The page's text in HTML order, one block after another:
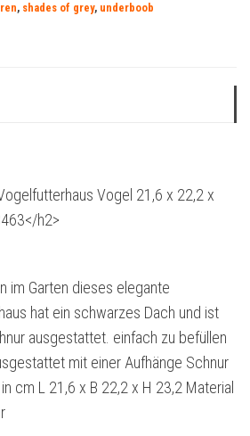
, shades of grey, underboob
Vogel 21,6 x 22,2 x
h2>
im Garten dieses elegante
hat ein schwarzes Dach und ist
ausgestattet. einfach zu befüllen
mit einer Aufhänge Schnur
cm L 21,6 x B 22,2 x H 23,2 Material